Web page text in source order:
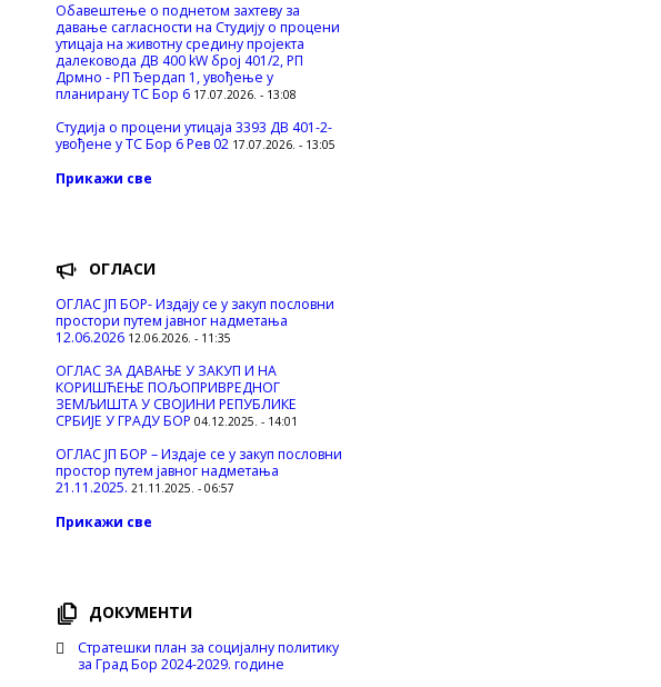
Обавештење о поднетом захтеву за
давање сагласности на Студију о процени
утицаја на животну средину пројекта
далековода ДВ 400 kW број 401/2, РП
Дрмно - РП Ђердап 1, увођење у
планирану ТС Бор 6 17.07.2026. - 13:08
Студија о процени утицаја 3393 ДВ 401-2-
увођене у ТС Бор 6 Рев 02 17.07.2026. - 13:05
Прикажи све
ОГЛАСИ
ОГЛАС ЈП БОР- Издају се у закуп пословни
простори путем јавног надметања
12.06.2026 12.06.2026. - 11:35
ОГЛАС ЗА ДАВАЊЕ У ЗАКУП И НА
КОРИШЋЕЊЕ ПОЉОПРИВРЕДНОГ
ЗЕМЉИШТА У СВОЈИНИ РЕПУБЛИКЕ
СРБИЈЕ У ГРАДУ БОР 04.12.2025. - 14:01
ОГЛАС ЈП БОР – Издаје се у закуп пословни
простор путем јавног надметања
21.11.2025. 21.11.2025. - 06:57
Прикажи све
ДОКУМЕНТИ
Стратешки план за социјалну политику
за Град Бор 2024-2029. године